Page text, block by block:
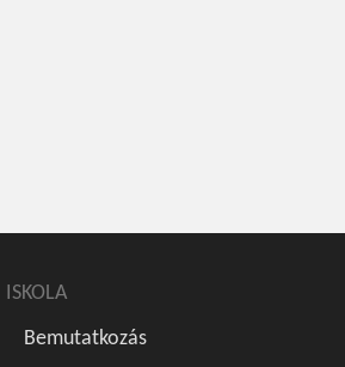
ISKOLA
Bemutatkozás